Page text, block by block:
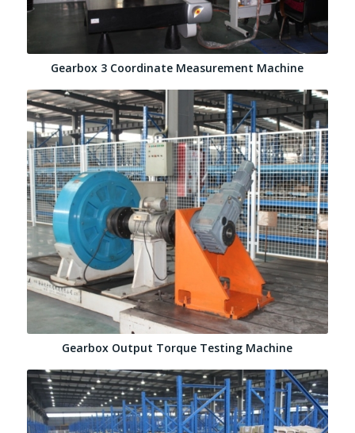
Gearbox 3 Coordinate Measurement Machine
Gearbox Output Torque Testing Machine